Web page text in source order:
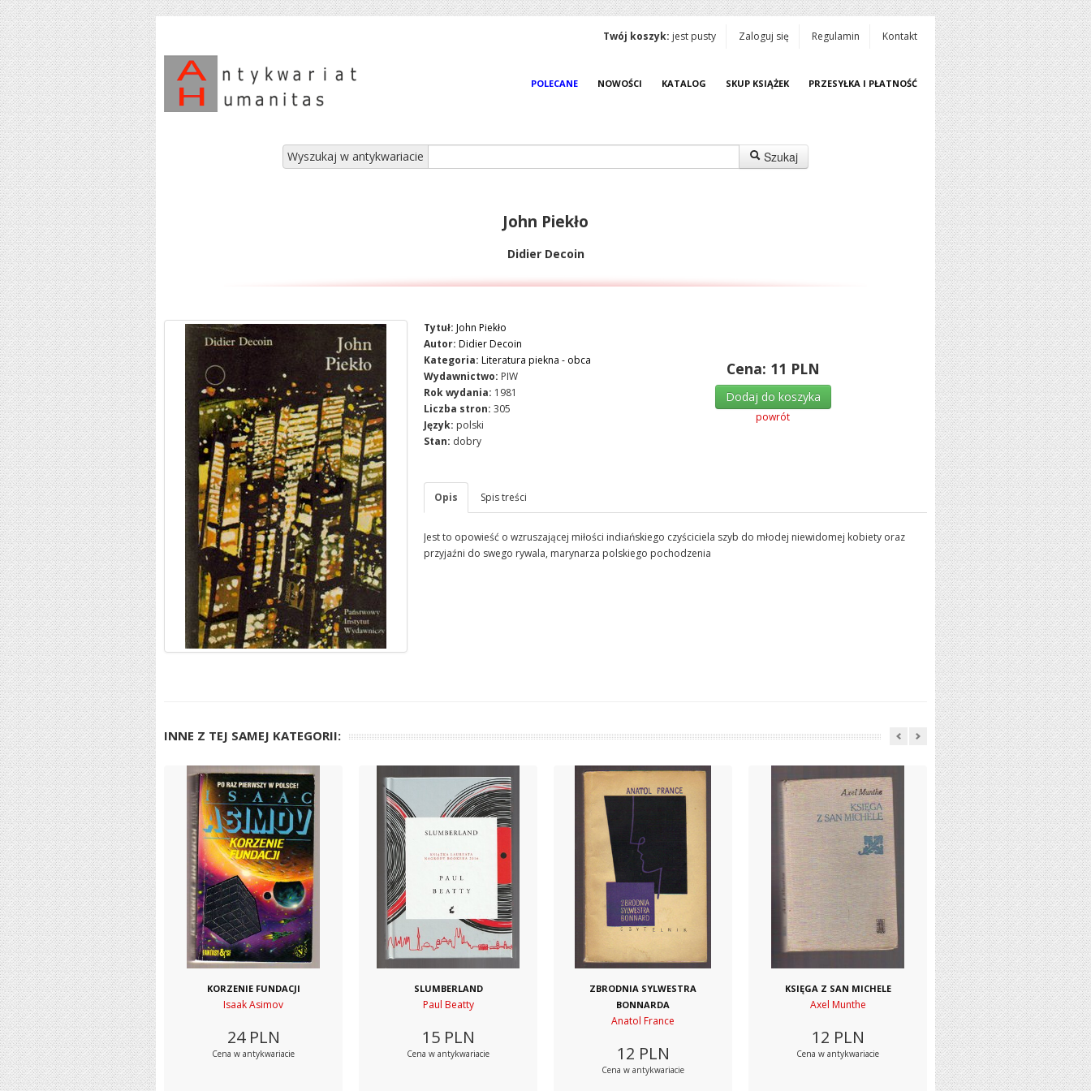
Twój koszyk: jest pusty Zaloguj się Regulamin Kontakt
POLECANE NOWOŚCI KATALOG SKUP KSIĄŻEK PRZESYŁKA I PŁATNOŚĆ
Wyszukaj w antykwariacie Szukaj
John Piekło
Didier Decoin
Tytuł: John Piekło
Autor: Didier Decoin
Kategoria: Literatura piekna - obca
Wydawnictwo: PIW
Rok wydania: 1981
Liczba stron: 305
Język: polski
Stan: dobry
Cena: 11 PLN
Dodaj do koszyka
powrót
Opis Spis treści
Jest to opowieść o wzruszającej miłości indiańskiego czyściciela szyb do młodej niewidomej kobiety oraz
przyjaźni do swego rywala, marynarza polskiego pochodzenia
INNE Z TEJ SAMEJ KATEGORII:
KORZENIE FUNDACJI
Isaak Asimov
24 PLN
Cena w antykwariacie
SLUMBERLAND
Paul Beatty
15 PLN
Cena w antykwariacie
ZBRODNIA SYLWESTRA
BONNARDA
Anatol France
12 PLN
Cena w antykwariacie
KSIĘGA Z SAN MICHELE
Axel Munthe
12 PLN
Cena w antykwariacie